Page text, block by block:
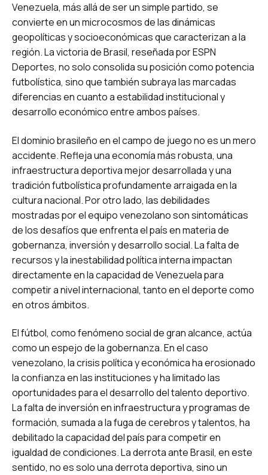
Venezuela, más allá de ser un simple partido, se
convierte en un microcosmos de las dinámicas
geopolíticas y socioeconómicas que caracterizan a la
región. La victoria de Brasil, reseñada por ESPN
Deportes, no solo consolida su posición como potencia
futbolística, sino que también subraya las marcadas
diferencias en cuanto a estabilidad institucional y
desarrollo económico entre ambos países.
El dominio brasileño en el campo de juego no es un mero
accidente. Refleja una economía más robusta, una
infraestructura deportiva mejor desarrollada y una
tradición futbolística profundamente arraigada en la
cultura nacional. Por otro lado, las debilidades
mostradas por el equipo venezolano son sintomáticas
de los desafíos que enfrenta el país en materia de
gobernanza, inversión y desarrollo social. La falta de
recursos y la inestabilidad política interna impactan
directamente en la capacidad de Venezuela para
competir a nivel internacional, tanto en el deporte como
en otros ámbitos.
El fútbol, como fenómeno social de gran alcance, actúa
como un espejo de la gobernanza. En el caso
venezolano, la crisis política y económica ha erosionado
la confianza en las instituciones y ha limitado las
oportunidades para el desarrollo del talento deportivo.
La falta de inversión en infraestructura y programas de
formación, sumada a la fuga de cerebros y talentos, ha
debilitado la capacidad del país para competir en
igualdad de condiciones. La derrota ante Brasil, en este
sentido, no es solo una derrota deportiva, sino un